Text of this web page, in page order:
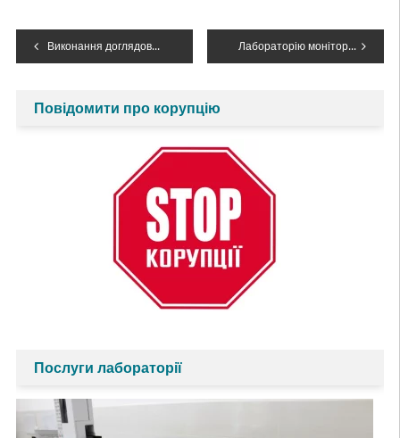
Навігація
Виконання доглядових робіт на водогосподарських об’єктах Прикарпаття Лабораторію моніторингу вод Західного регіону Дністровського БУВР відвідали студенти Івано-Франківського національного технічного університету нафти і газу
Повідомити про корупцію
Послуги лабораторії